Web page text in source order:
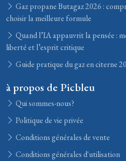
Gaz propane Butagaz 2026 :
choisir la meilleure formule
Quand l’IA appauvrit la pensée :
liberté et l’esprit critique
Guide pratique du gaz en citerne
à propos de Picbleu
Qui sommes-nous?
Politique de vie privée
Conditions générales de vente
Conditions générales d'utilisation